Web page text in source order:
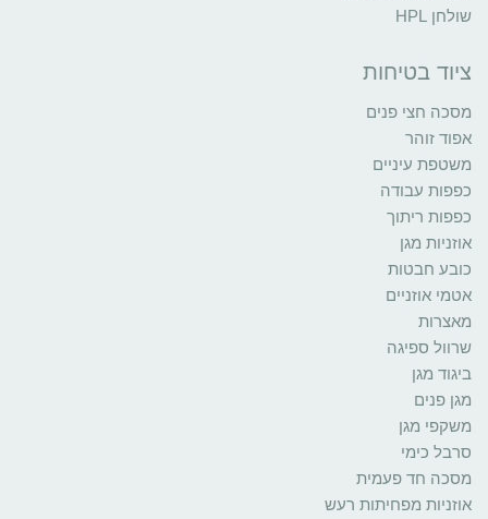
שולחן HPL
ציוד בטיחות
מסכה חצי פנים
אפוד זוהר
משטפת עיניים
כפפות עבודה
כפפות ריתוך
אוזניות מגן
כובע חבטות
אטמי אוזניים
מאצרות
שרוול ספיגה
ביגוד מגן
מגן פנים
משקפי מגן
סרבל כימי
מסכה חד פעמית
אוזניות מפחיתות רעש